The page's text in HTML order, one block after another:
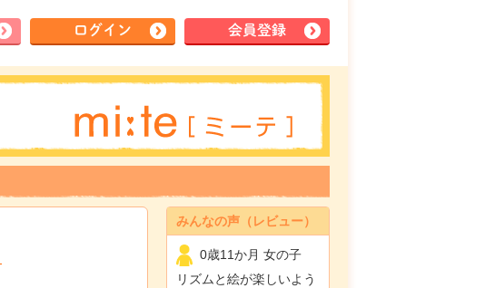
ログイン 会員登録
みんなの声（レビュー）
0歳11か月 女の子
リズムと絵が楽しいよう